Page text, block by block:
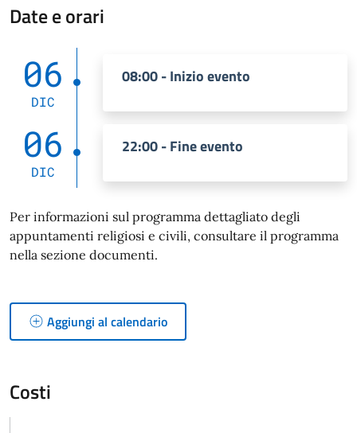
Date e orari
06
DIC
08:00 - Inizio evento
06
DIC
22:00 - Fine evento
Per informazioni sul programma dettagliato degli
appuntamenti religiosi e civili, consultare il programma
nella sezione documenti.
Aggiungi al calendario
Costi